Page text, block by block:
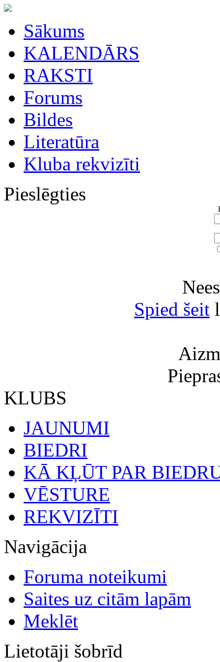
Sākums
KALENDĀRS
RAKSTI
Forums
Bildes
Literatūra
Kluba rekvizīti
Pieslēgties
Spied šeit
KLUBS
JAUNUMI
BIEDRI
KĀ KĻŪT PAR
VĒSTURE
REKVIZĪTI
Navigācija
Foruma noteikumi
Saites uz citām lapām
Meklēt
Lietotāji šobrīd